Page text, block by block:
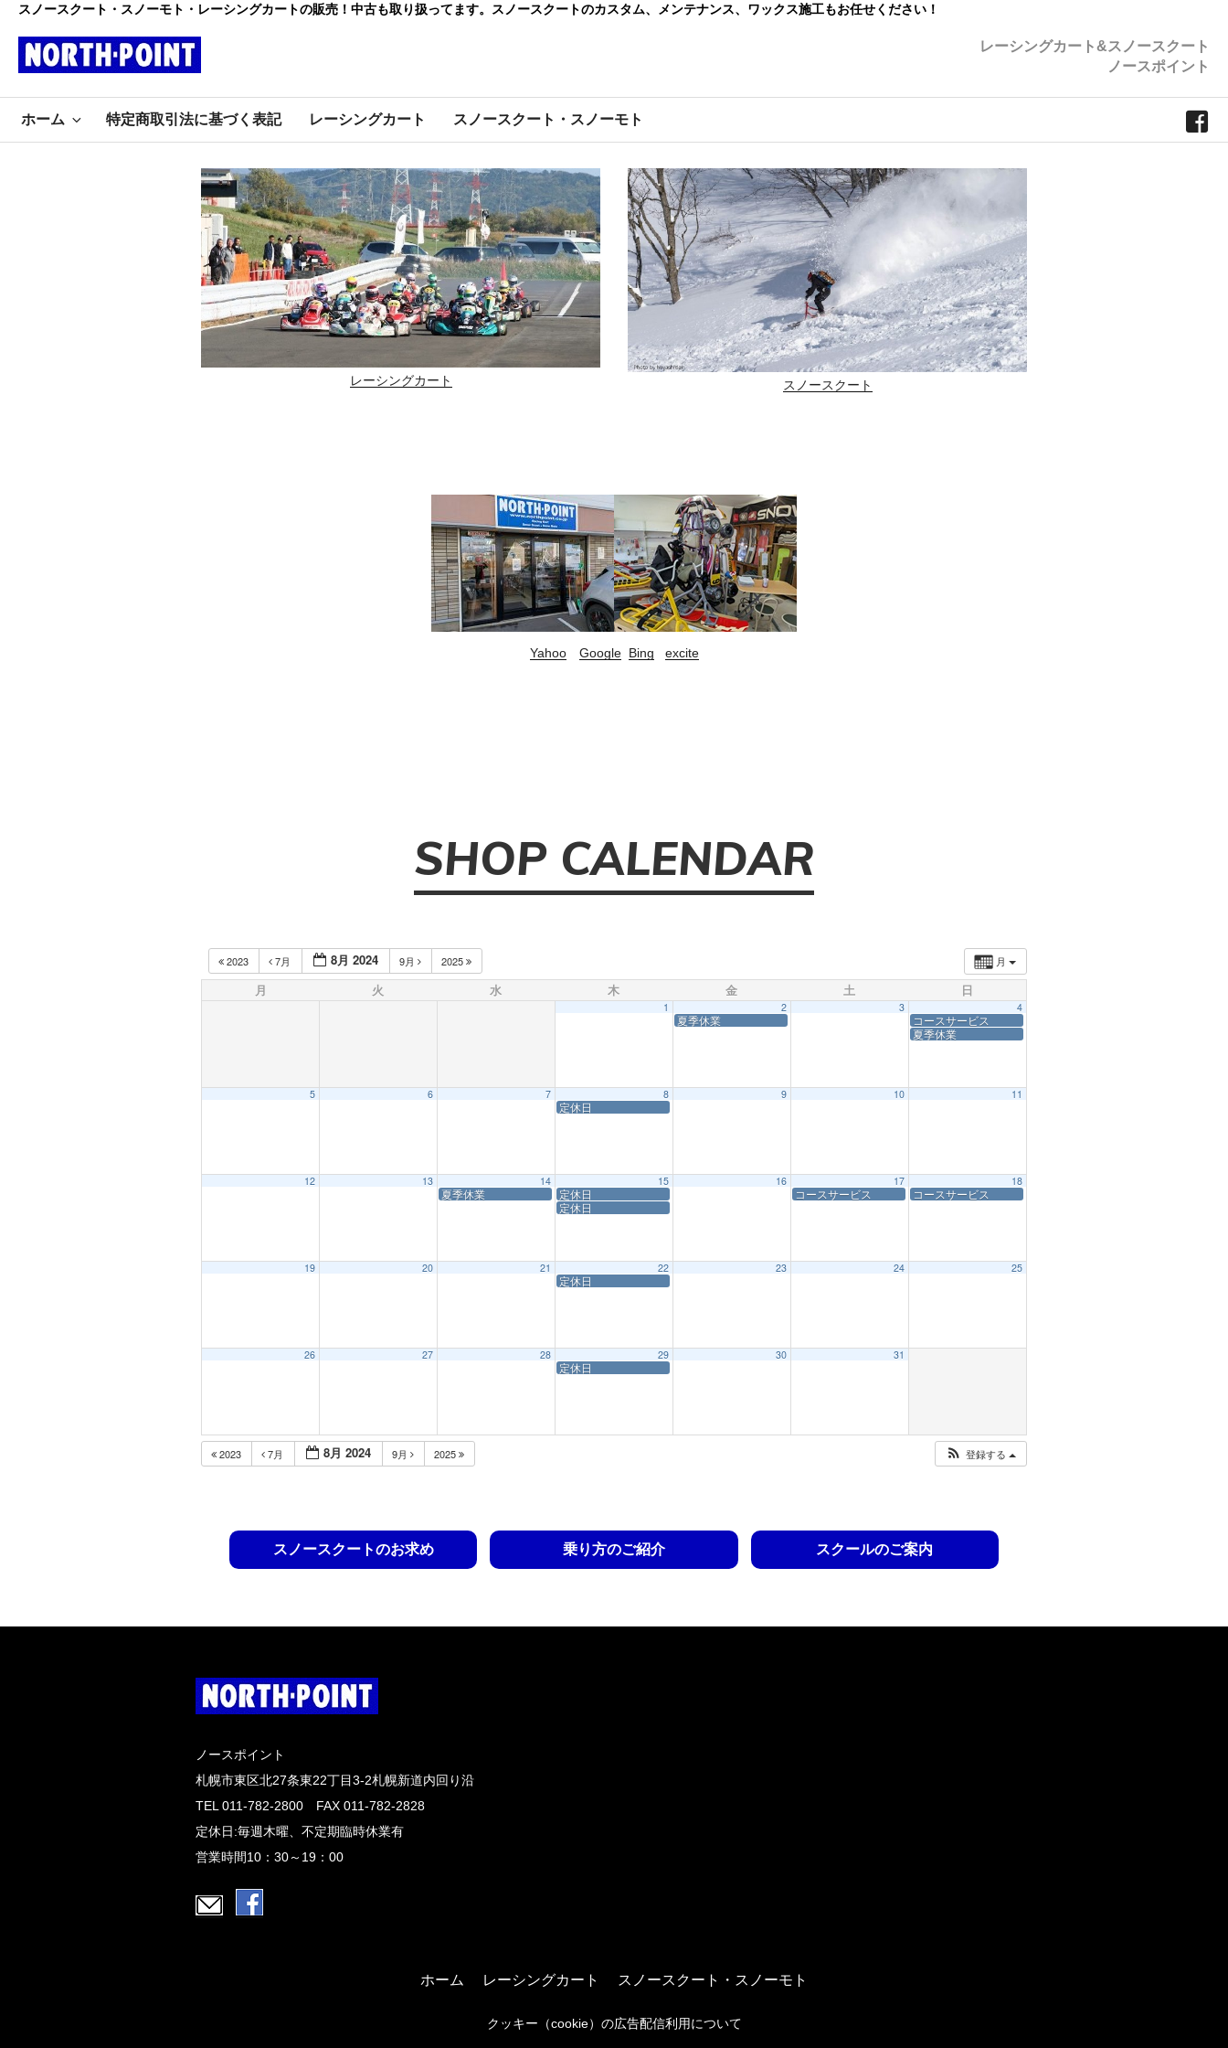
スノースクート・スノーモト・レーシングカートの販売！中古も取り扱ってます。スノースクートのカスタム、メンテナンス、ワックス施工もお任せください！
レーシング
カート・スノ
ースクート
ノースポイ
ト・カートショップ
レーシングカート&スノースクート
ノースポイント
ホーム 特定商取引法に基づく表記 レーシングカート スノースクート・スノーモト
レーシングカート スノースクート
Yahoo Google Bing excite
SHOP CALENDAR
月
2023 7月 8月 2024 9月 2025
月 火 水 木 金 土 日
1 2
夏季休業
3 4
コースサービス
夏季休業
5 6 7 8
定休日
9 10 11
12 13 14
夏季休業
15
定休日
定休日
16 17
コースサービス
18
コースサービス
19 20 21 22
定休日
23 24 25
26 27 28 29
定休日
30 31
2023 7月 8月 2024 9月 2025 登録する
スノースクートのお求め 乗り方のご紹介 スクールのご案内
ノースポイント
札幌市東区北27条東22丁目3-2札幌新道内回り沿
TEL 011-782-2800 FAX 011-782-2828
定休日:毎週木曜、不定期臨時休業有
営業時間10：30～19：00
ホーム レーシングカート スノースクート・スノーモト
クッキー（cookie）の広告配信利用について